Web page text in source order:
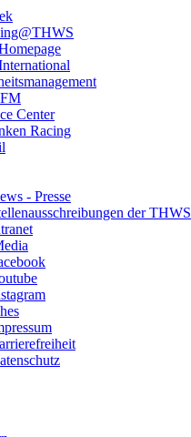
Center
Racing
- Presse
der THWS